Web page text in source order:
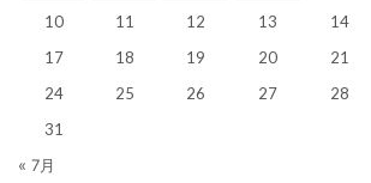
10
11 12 13 14
17
18 19 20 21
24
25 26 27 28
31
« 7月